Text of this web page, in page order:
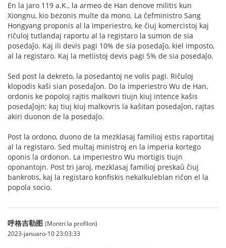
En la jaro 119 a.K., la armeo de Han denove militis kun
Xiongnu, kio bezonis multe da mono. La ĉefministro Sang
Hongyang proponis al la imperiestro, ke ĉiuj komercistoj kaj
riĉuloj tutlandaj raportu al la registaro la sumon de sia
posedaĵo. Kaj ili devis pagi 10% de sia posedaĵo, kiel imposto,
al la registaro. Kaj la metiistoj devis pagi 5% de sia posedaĵo.
Sed post la dekreto, la posedantoj ne volis pagi. Riĉuloj
klopodis kaŝi sian posedaĵon. Do la imperiestro Wu de Han,
ordonis ke popoloj rajtis malkovri tiujn kiuj intence kaŝis
posedaĵojn; kaj tiuj kiuj malkovris la kaŝitan posedaĵon, rajtas
akiri duonon de la posedaĵo.
Post la ordono, duono de la mezklasaj familioj estis raportitaj
al la registaro. Sed multaj ministroj en la imperia kortego
oponis la ordonon. La imperiestro Wu mortigis tiujn
oponantojn. Post tri jaroj, mezklasaj familioj preskaŭ ĉiuj
bankrotis, kaj la registaro konfiskis nekalkuleblan riĉon el la
popola socio.
呼格吉勒图 (Montri la profilon)
2023-januaro-10 23:03:33